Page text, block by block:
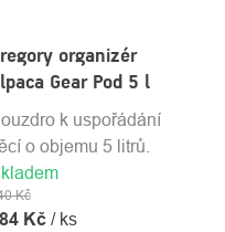
organizér
Gear Pod 5 l
Kč
Kč / ks
k uspořádání
o objemu 5 litrů.